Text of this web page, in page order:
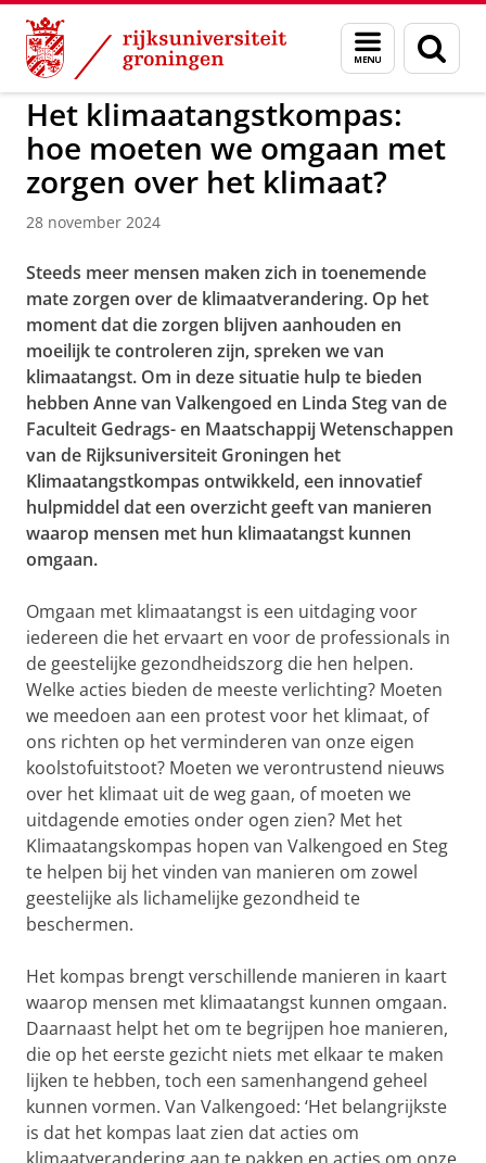
Skip
Content
Skip
Navigation
Menu
en
zoeken
GMW
Het klimaatangstkompas:
hoe moeten we omgaan met
zorgen over het klimaat?
28 november 2024
Steeds meer mensen maken zich in toenemende
mate zorgen over de klimaatverandering. Op het
moment dat die zorgen blijven aanhouden en
moeilijk te controleren zijn, spreken we van
klimaatangst. Om in deze situatie hulp te bieden
hebben Anne van Valkengoed en Linda Steg van de
Faculteit Gedrags- en Maatschappij Wetenschappen
van de Rijksuniversiteit Groningen het
Klimaatangstkompas ontwikkeld, een innovatief
hulpmiddel dat een overzicht geeft van manieren
waarop mensen met hun klimaatangst kunnen
omgaan.
Omgaan met klimaatangst is een uitdaging voor
iedereen die het ervaart en voor de professionals in
de geestelijke gezondheidszorg die hen helpen.
Welke acties bieden de meeste verlichting? Moeten
we meedoen aan een protest voor het klimaat, of
ons richten op het verminderen van onze eigen
koolstofuitstoot? Moeten we verontrustend nieuws
over het klimaat uit de weg gaan, of moeten we
uitdagende emoties onder ogen zien? Met het
Klimaatangskompas hopen van Valkengoed en Steg
te helpen bij het vinden van manieren om zowel
geestelijke als lichamelijke gezondheid te
beschermen.
Het kompas brengt verschillende manieren in kaart
waarop mensen met klimaatangst kunnen omgaan.
Daarnaast helpt het om te begrijpen hoe manieren,
die op het eerste gezicht niets met elkaar te maken
lijken te hebben, toch een samenhangend geheel
kunnen vormen. Van Valkengoed: ‘Het belangrijkste
is dat het kompas laat zien dat acties om